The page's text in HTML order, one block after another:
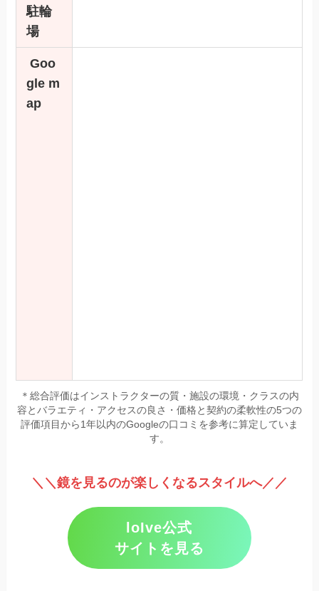
駐輪
場
Goo
gle m
ap
＊総合評価はインストラクターの質・施設の環境・クラスの内
容とバラエティ・アクセスの良さ・価格と契約の柔軟性の5つの
評価項目から1年以内のGoogleの口コミを参考に算定していま
す。
＼＼鏡を見るのが楽しくなるスタイルへ／／
loIve公式
サイトを見る